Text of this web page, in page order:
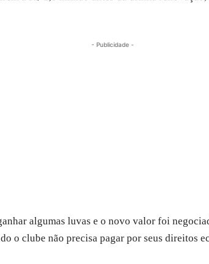
- Publicidade -
algumas luvas e o novo valor foi
o clube não precisa pagar por seus direitos